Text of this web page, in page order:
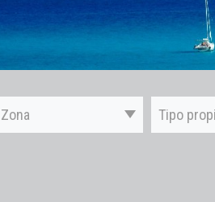
Zona Tipo